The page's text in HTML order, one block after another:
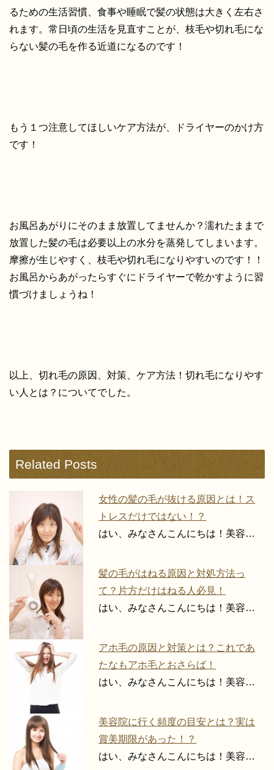
るための生活習慣、食事や睡眠で髪の状態は大きく左右さ
れます。常日頃の生活を見直すことが、枝毛や切れ毛にな
らない髪の毛を作る近道になるのです！
もう１つ注意してほしいケア方法が、ドライヤーのかけ方
です！
お風呂あがりにそのまま放置してませんか？濡れたままで
放置した髪の毛は必要以上の水分を蒸発してしまいます。
摩擦が生じやすく、枝毛や切れ毛になりやすいのです！！
お風呂からあがったらすぐにドライヤーで乾かすように習
慣づけましょうね！
以上、切れ毛の原因、対策、ケア方法！切れ毛になりやす
い人とは？についてでした。
Related Posts
女性の髪の毛が抜ける原因とは！ス
トレスだけではない！？
はい、みなさんこんにちは！美容…
髪の毛がはねる原因と対処方法っ
て？片方だけはねる人必見！
はい、みなさんこんにちは！美容…
アホ毛の原因と対策とは？これであ
たなもアホ毛とおさらば！
はい、みなさんこんにちは！美容…
美容院に行く頻度の目安とは？実は
賞美期限があった！？
はい、みなさんこんにちは！美容…